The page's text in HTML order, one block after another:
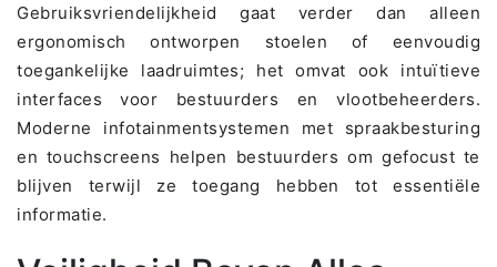
Gebruiksvriendelijkheid gaat verder dan alleen
ergonomisch ontworpen stoelen of eenvoudig
toegankelijke laadruimtes; het omvat ook intuïtieve
interfaces voor bestuurders en vlootbeheerders.
Moderne infotainmentsystemen met spraakbesturing
en touchscreens helpen bestuurders om gefocust te
blijven terwijl ze toegang hebben tot essentiële
informatie.